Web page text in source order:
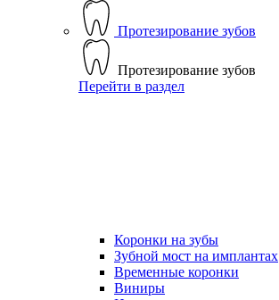
Протезирование зубов
Протезирование зубов
Перейти в раздел
Коронки на зубы
Зубной мост на имплантах
Временные коронки
Виниры